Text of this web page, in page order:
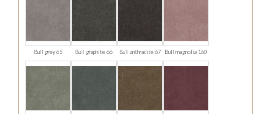
Bull grey 65 Bull graphite 66 Bull anthracite 67 Bull magnolia 160